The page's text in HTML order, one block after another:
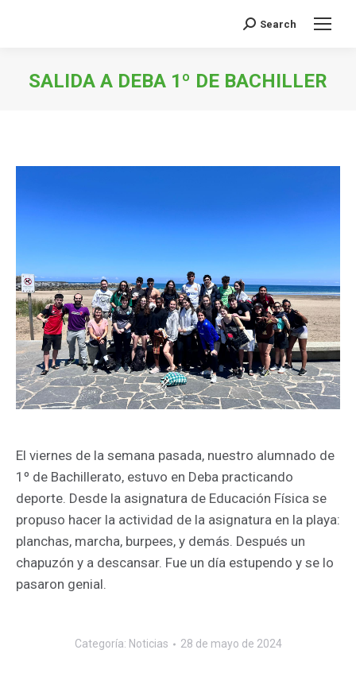
Buscar:
Search
SALIDA A DEBA 1º DE BACHILLER
El viernes de la semana pasada, nuestro alumnado de
1º de Bachillerato, estuvo en Deba practicando
deporte. Desde la asignatura de Educación Física se
propuso hacer la actividad de la asignatura en la playa:
planchas, marcha, burpees, y demás. Después un
chapuzón y a descansar. Fue un día estupendo y se lo
pasaron genial.
Categoría: Noticias 28 de mayo de 2024